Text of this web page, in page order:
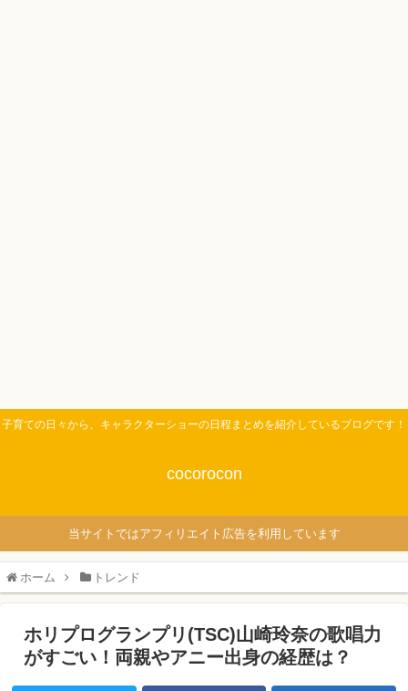
子育ての日々から、キャラクターショーの日程まとめを紹介しているブログです！
cocorocon
当サイトではアフィリエイト広告を利用しています
ホーム トレンド
ホリプログランプリ(TSC)山崎玲奈の歌唱力
がすごい！両親やアニー出身の経歴は？